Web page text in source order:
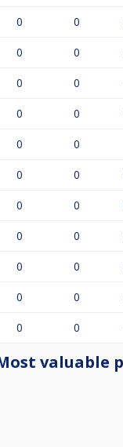
dus alles is
0 0
0 0
0 0
0 0
0 0
0 0
0 0
0 0
0 0
0 0
0 0
valuable